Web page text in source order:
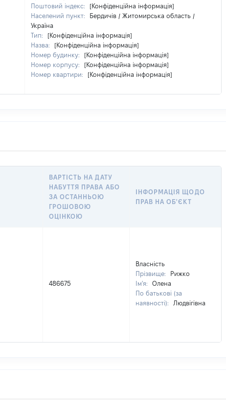
Поштовий індекс:
[Конфіденційна інформація]
Населений пункт:
Бердичів / Житомирська область /
Україна
Тип:
[Конфіденційна інформація]
Назва:
[Конфіденційна інформація]
Номер будинку:
[Конфіденційна інформація]
Номер корпусу:
[Конфіденційна інформація]
Номер квартири:
[Конфіденційна інформація]
ВАРТІСТЬ НА ДАТУ
НАБУТТЯ ПРАВА АБО
ЗА ОСТАННЬОЮ
ГРОШОВОЮ
ОЦІНКОЮ
ІНФОРМАЦІЯ ЩОДО
ПРАВ НА ОБ'ЄКТ
486675
Власність
Прізвище:
Рижко
Ім'я:
Олена
По батькові (за
наявності):
Людвігівна